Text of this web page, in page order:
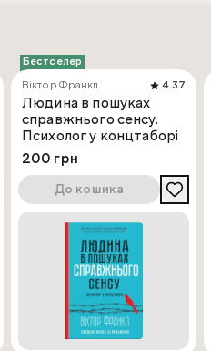
Бестселер
Віктор Франкл
4.37
Людина в пошуках
справжнього сенсу.
Психолог у концтаборі
200 грн
До кошика